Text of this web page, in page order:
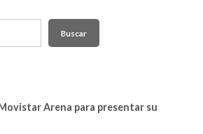
Buscar
Arena para presentar su